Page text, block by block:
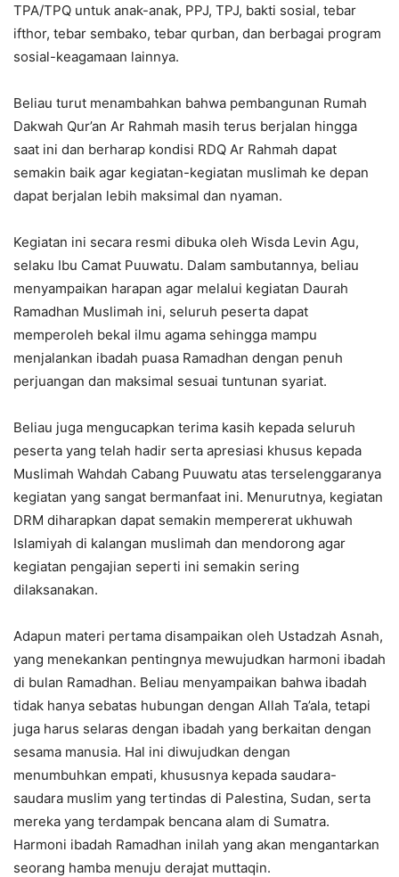
TPA/TPQ untuk anak-anak, PPJ, TPJ, bakti sosial, tebar
ifthor, tebar sembako, tebar qurban, dan berbagai program
sosial-keagamaan lainnya.
Beliau turut menambahkan bahwa pembangunan Rumah
Dakwah Qur’an Ar Rahmah masih terus berjalan hingga
saat ini dan berharap kondisi RDQ Ar Rahmah dapat
semakin baik agar kegiatan-kegiatan muslimah ke depan
dapat berjalan lebih maksimal dan nyaman.
Kegiatan ini secara resmi dibuka oleh Wisda Levin Agu,
selaku Ibu Camat Puuwatu. Dalam sambutannya, beliau
menyampaikan harapan agar melalui kegiatan Daurah
Ramadhan Muslimah ini, seluruh peserta dapat
memperoleh bekal ilmu agama sehingga mampu
menjalankan ibadah puasa Ramadhan dengan penuh
perjuangan dan maksimal sesuai tuntunan syariat.
Beliau juga mengucapkan terima kasih kepada seluruh
peserta yang telah hadir serta apresiasi khusus kepada
Muslimah Wahdah Cabang Puuwatu atas terselenggaranya
kegiatan yang sangat bermanfaat ini. Menurutnya, kegiatan
DRM diharapkan dapat semakin mempererat ukhuwah
Islamiyah di kalangan muslimah dan mendorong agar
kegiatan pengajian seperti ini semakin sering
dilaksanakan.
Adapun materi pertama disampaikan oleh Ustadzah Asnah,
yang menekankan pentingnya mewujudkan harmoni ibadah
di bulan Ramadhan. Beliau menyampaikan bahwa ibadah
tidak hanya sebatas hubungan dengan Allah Ta’ala, tetapi
juga harus selaras dengan ibadah yang berkaitan dengan
sesama manusia. Hal ini diwujudkan dengan
menumbuhkan empati, khususnya kepada saudara-
saudara muslim yang tertindas di Palestina, Sudan, serta
mereka yang terdampak bencana alam di Sumatra.
Harmoni ibadah Ramadhan inilah yang akan mengantarkan
seorang hamba menuju derajat muttaqin.